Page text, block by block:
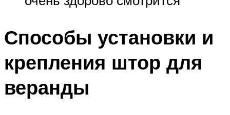
Способы установки и
крепления штор для
веранды